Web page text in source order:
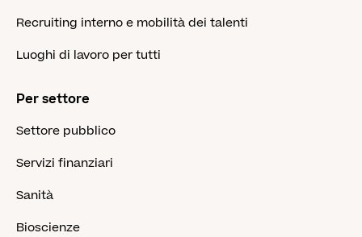
Recruiting interno e mobilità dei talenti
Luoghi di lavoro per tutti
Per settore
Settore pubblico
Servizi finanziari
Sanità
Bioscienze